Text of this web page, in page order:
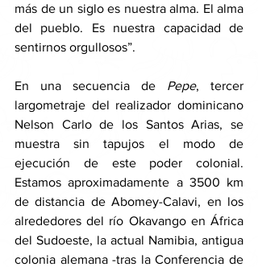
más de un siglo es nuestra alma. El alma
del pueblo. Es nuestra capacidad de
sentirnos orgullosos”.
En una secuencia de Pepe, tercer
largometraje del realizador dominicano
Nelson Carlo de los Santos Arias, se
muestra sin tapujos el modo de
ejecución de este poder colonial.
Estamos aproximadamente a 3500 km
de distancia de Abomey-Calavi, en los
alrededores del río Okavango en África
del Sudoeste, la actual Namibia, antigua
colonia alemana -tras la Conferencia de